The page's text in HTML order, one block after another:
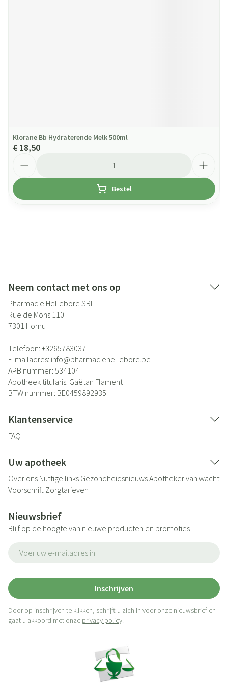
Klorane Bb Hydraterende Melk 500ml
€ 18,50
Bestel
Neem contact met ons op
Pharmacie Hellebore SRL
Rue de Mons 110
7301 Hornu
Telefoon: +3265783037
E-mailadres: info@pharmaciehellebore.be
APB nummer: 534104
Apotheek titularis: Gaëtan Flament
BTW nummer: BE0459892935
Klantenservice
FAQ
Uw apotheek
Over ons Nuttige links GezondheidsnieuwsApotheker van wacht
Voorschrift Zorgtarieven
Nieuwsbrief
Blijf op de hoogte van nieuwe producten en promoties
Inschrijven
Door op inschrijven te klikken, schrijft u zich in voor onze nieuwsbrief en
gaat u akkoord met onze privacy policy.